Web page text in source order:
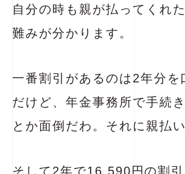
自分の時も親が払ってくれ
難みが分かります。
一番割引があるのは2年分
だけど、年金事務所で手続
とか面倒だわ。それに親払
そして2年で16,590円の割